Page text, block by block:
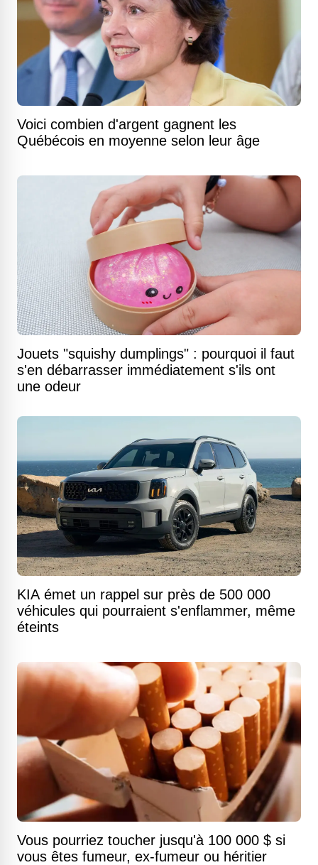
Voici combien d'argent gagnent les
Québécois en moyenne selon leur âge
Jouets "squishy dumplings" : pourquoi il faut
s'en débarrasser immédiatement s'ils ont
une odeur
KIA émet un rappel sur près de 500 000
véhicules qui pourraient s'enflammer, même
éteints
Vous pourriez toucher jusqu'à 100 000 $ si
vous êtes fumeur, ex-fumeur ou héritier